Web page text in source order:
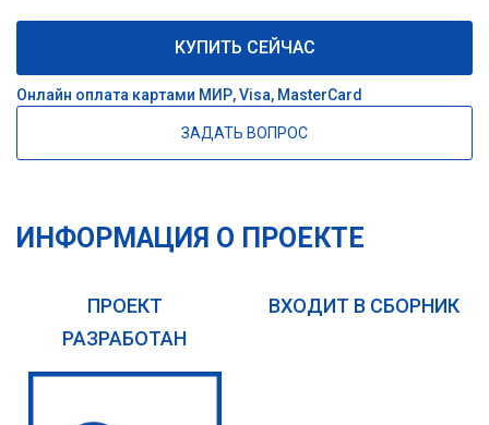
КУПИТЬ СЕЙЧАС
Онлайн оплата картами МИР, Visa, MasterCard
ЗАДАТЬ ВОПРОС
ИНФОРМАЦИЯ О ПРОЕКТЕ
ПРОЕКТ
РАЗРАБОТАН
ВХОДИТ В СБОРНИК